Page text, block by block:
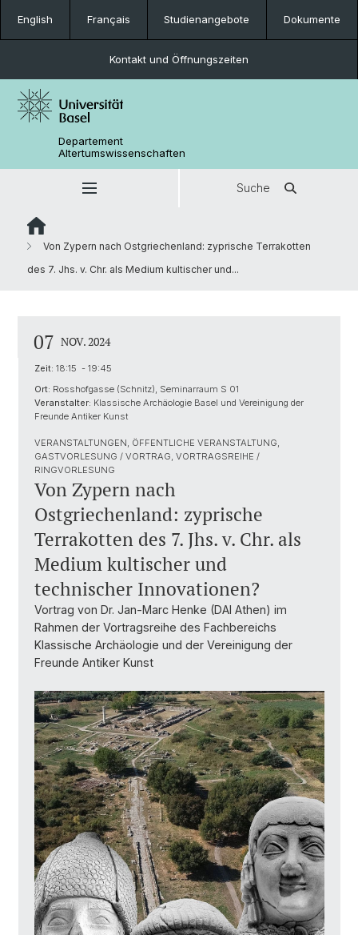
English Français Studienangebote Dokumente
Kontakt und Öffnungszeiten
Departement
Altertumswissenschaften
Suche
Von Zypern nach Ostgriechenland: zyprische Terrakotten
des 7. Jhs. v. Chr. als Medium kultischer und...
07 NOV. 2024
Zeit: 18:15 - 19:45
Ort: Rosshofgasse (Schnitz), Seminarraum S 01
Veranstalter: Klassische Archäologie Basel und Vereinigung der
Freunde Antiker Kunst
VERANSTALTUNGEN, ÖFFENTLICHE VERANSTALTUNG,
GASTVORLESUNG / VORTRAG, VORTRAGSREIHE /
RINGVORLESUNG
Von Zypern nach
Ostgriechenland: zyprische
Terrakotten des 7. Jhs. v. Chr. als
Medium kultischer und
technischer Innovationen?
Vortrag von Dr. Jan-Marc Henke (DAI Athen) im
Rahmen der Vortragsreihe des Fachbereichs
Klassische Archäologie und der Vereinigung der
Freunde Antiker Kunst